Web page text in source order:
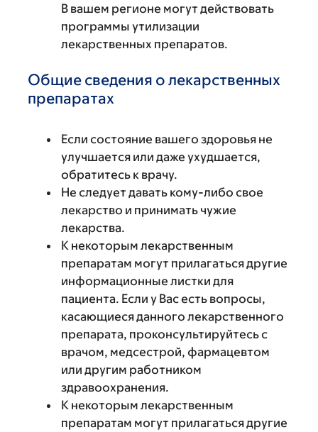
В вашем регионе могут действовать
программы утилизации
лекарственных препаратов.
Общие сведения о лекарственных
препаратах
Если состояние вашего здоровья не
улучшается или даже ухудшается,
обратитесь к врачу.
Не следует давать кому-либо свое
лекарство и принимать чужие
лекарства.
К некоторым лекарственным
препаратам могут прилагаться другие
информационные листки для
пациента. Если у Вас есть вопросы,
касающиеся данного лекарственного
препарата, проконсультируйтесь с
врачом, медсестрой, фармацевтом
или другим работником
здравоохранения.
К некоторым лекарственным
препаратам могут прилагаться другие